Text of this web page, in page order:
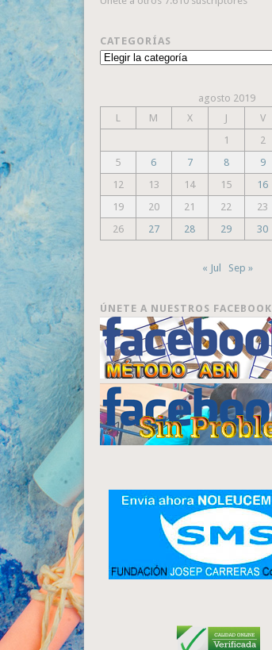
CATEGORÍAS
Categorías
agosto 2019
L
M X J V
1
2
5
6 7 8 9
12
13 14 15 16
19
20 21 22 23
26
27 28 29 30
« Jul Sep »
ÚNETE A NUESTROS FACEBOOK